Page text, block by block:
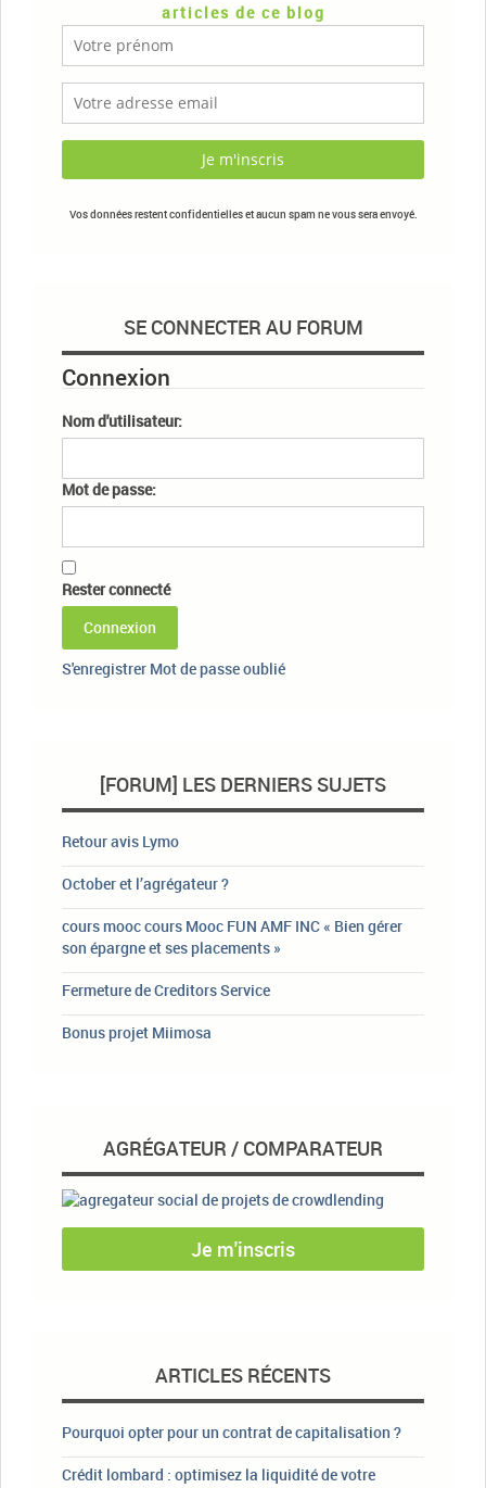
articles de ce blog
Vos données restent confidentielles et aucun spam ne vous sera envoyé.
SE CONNECTER AU FORUM
Connexion
Nom d'utilisateur:
Mot de passe:
Rester connecté
Connexion
S'enregistrer Mot de passe oublié
[FORUM] LES DERNIERS SUJETS
Retour avis Lymo
October et l’agrégateur ?
cours mooc cours Mooc FUN AMF INC « Bien gérer
son épargne et ses placements »
Fermeture de Creditors Service
Bonus projet Miimosa
AGRÉGATEUR / COMPARATEUR
Je m'inscris
ARTICLES RÉCENTS
Pourquoi opter pour un contrat de capitalisation ?
Crédit lombard : optimisez la liquidité de votre